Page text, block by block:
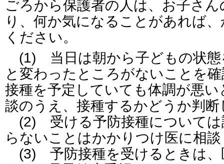
ごろから保護者の人は、お子さ
り、何か気になることがあれば
ください。
(1) 当日は朝から子どもの状態
と変わったところがないことを
接種を予定していても体調が悪
談のうえ、接種するかどうか判
(2) 受ける予防接種については
らないことはかかりつけ医に相
(3) 予防接種を受けるときは、